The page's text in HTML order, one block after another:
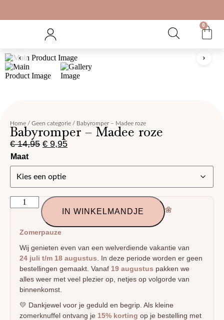
0
‹ ›
Home / Geen categorie / Babyromper – Madee roze
Babyromper – Madee roze
€14,95 € 9,95
Maat
IN WINKELMANDJE 🌼
Zomerpauze
Wij genieten even van een welverdiende vakantie van
24 juli t/m 18 augustus . In deze periode worden er geen
bestellingen gemaakt. Vanaf 19 augustus pakken we
alles weer met veel plezier op, netjes op volgorde van
binnenkomst.
💛 Dankjewel voor je geduld en begrip. Als kleine
zomerknuffel ontvang je 15% korting op je bestelling met